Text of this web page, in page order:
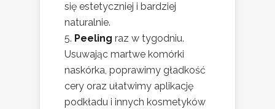
się estetyczniej i bardziej
naturalnie.
Peeling raz w tygodniu.
Usuwając martwe komórki
naskórka, poprawimy gładkość
cery oraz ułatwimy aplikację
podkładu i innych kosmetyków